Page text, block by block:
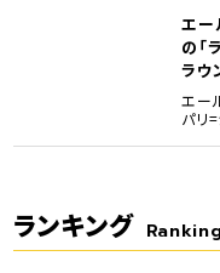
エー
の「
ラウ
エー
パリ
ランキング